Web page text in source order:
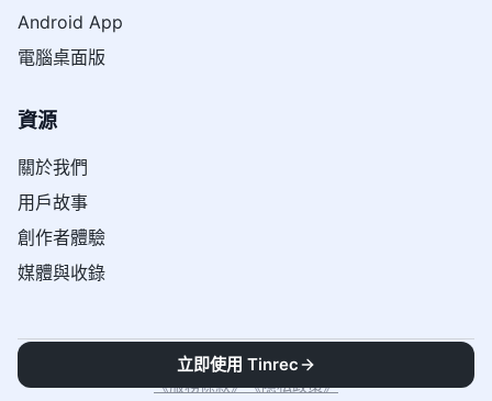
Android App
電腦桌面版
資源
關於我們
用戶故事
創作者體驗
媒體與收錄
© 2026 秒聽錄音｜一鍵生成會議記錄。保留所有權利。
《服務條款》《隱私政策》
立即使用 Tinrec